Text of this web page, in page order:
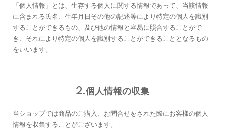
「個人情報」とは、生存する個人に関する情報であって、当該情報
に含まれる氏名、生年月日その他の記述等により特定の個人を識別
することができるもの、及び他の情報と容易に照合することがで
き、それにより特定の個人を識別することができることとなるもの
をいいます。
2.個人情報の収集
当ショップでは商品のご購入、お問合せをされた際にお客様の個人
情報を収集することがございます。